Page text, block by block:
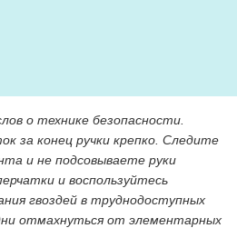
о технике безопасности.
за конец ручки крепко. Следите
и не подсовываете руки
и воспользуйтесь
гвоздей в труднодоступных
отмахнуться от элементарных